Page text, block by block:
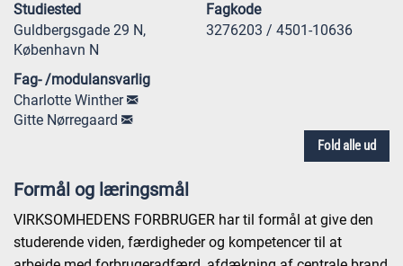
Studiested
Guldbergsgade 29 N,
København N
Fagkode
3276203 / 4501-10636
Fag- /modulansvarlig
Charlotte Winther
Gitte Nørregaard
Fold alle ud
Formål og læringsmål
VIRKSOMHEDENS FORBRUGER har til formål at give den
studerende viden, færdigheder og kompetencer til at